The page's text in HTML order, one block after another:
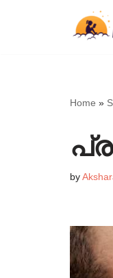
Home »
by